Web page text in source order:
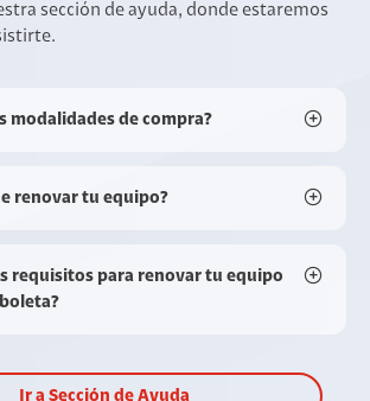
sección de ayuda, donde estaremos
modalidades de compra?
renovar tu equipo?
requisitos para renovar tu equipo
Ir a Sección de Ayuda